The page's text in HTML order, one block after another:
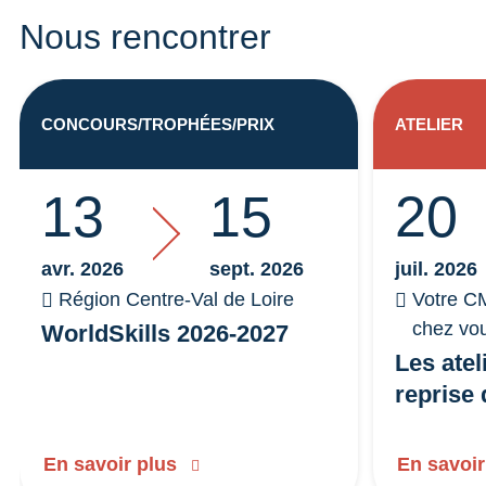
Nous rencontrer
WorldSkills 2026-2027
13
avr. 2026
15
sept. 2026
Région Centre-Val de Loire
En savoir plus
CONCOURS/TROPHÉES/PRIX
Les
reprise
20
juil. 2026
Votre
chez
En
ATELIER